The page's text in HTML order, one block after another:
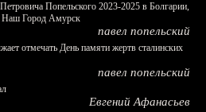
Попельского 2023-2025 в Болгарии,
Наш Город Амурск
павел попельский
отмечать День памяти жертв сталинских
павел попельский
Евгений Афанасьев